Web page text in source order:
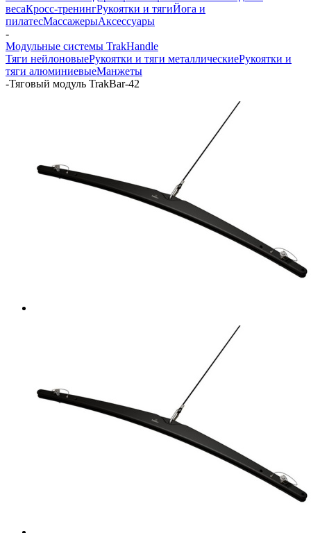
весаКросс-тренингРукоятки и тягиЙога и
пилатесМассажерыАксессуары
-
Модульные системы TrakHandle
Тяги нейлоновыеРукоятки и тяги металлическиеРукоятки и
тяги алюминиевыеМанжеты
-Тяговый модуль TrakBar-42